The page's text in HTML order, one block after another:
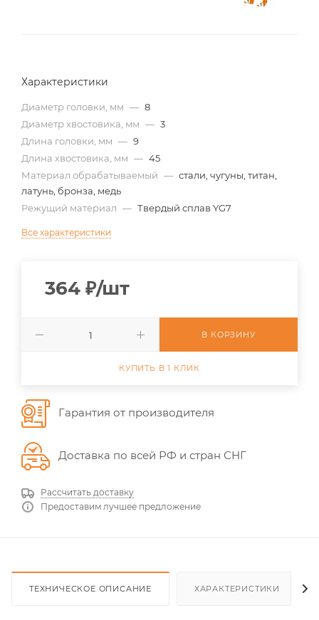
Характеристики
Диаметр головки, мм — 8
Диаметр хвостовика, мм — 3
Длина головки, мм — 9
Длина хвостовика, мм — 45
Материал обрабатываемый — стали, чугуны, титан,
латунь, бронза, медь
Режущий материал — Твердый сплав YG7
Все характеристики
364 ₽/шт
В КОРЗИНУ
КУПИТЬ В 1 КЛИК
Гарантия от производителя
Доставка по всей РФ и стран СНГ
Рассчитать доставку
Предоставим лучшее предложение
ТЕХНИЧЕСКОЕ ОПИСАНИЕ ХАРАКТЕРИСТИКИ